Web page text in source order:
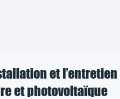
et l’entretien
et photovoltaïque